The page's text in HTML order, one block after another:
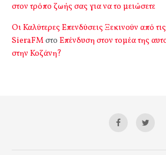
στον τρόπο ζωής σας για να το μειώσετε
Οι Καλύτερες Επενδύσεις Ξεκινούν από
SieraFMστο Επένδυση στον τομέα της
στην Κοζάνη?